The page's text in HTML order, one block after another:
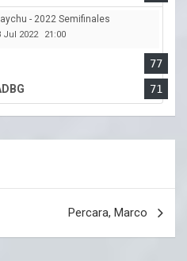
- 2022 Semifinales
Jul 2022 21:00
77
71
Percara, Marco